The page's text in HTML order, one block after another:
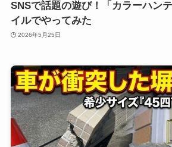
SNSで話題の遊び！「カラーハン
イルでやってみた
2026年5月25日